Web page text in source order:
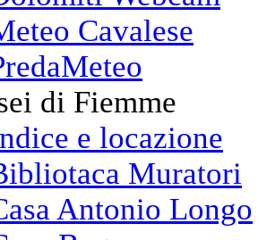
Cavalese
di Fiemme
e locazione
Muratori
Antonio Longo